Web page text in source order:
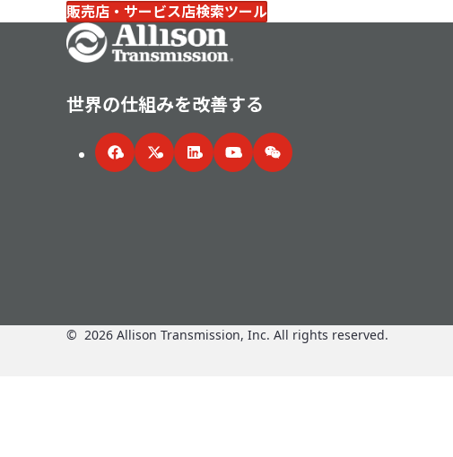
販売店・サービス店検索ツール
Go Home
世界の仕組みを改善する
FacebookTwitterLinkedInYouTubeWeChat
© 2026 Allison Transmission, Inc. All rights reserved.